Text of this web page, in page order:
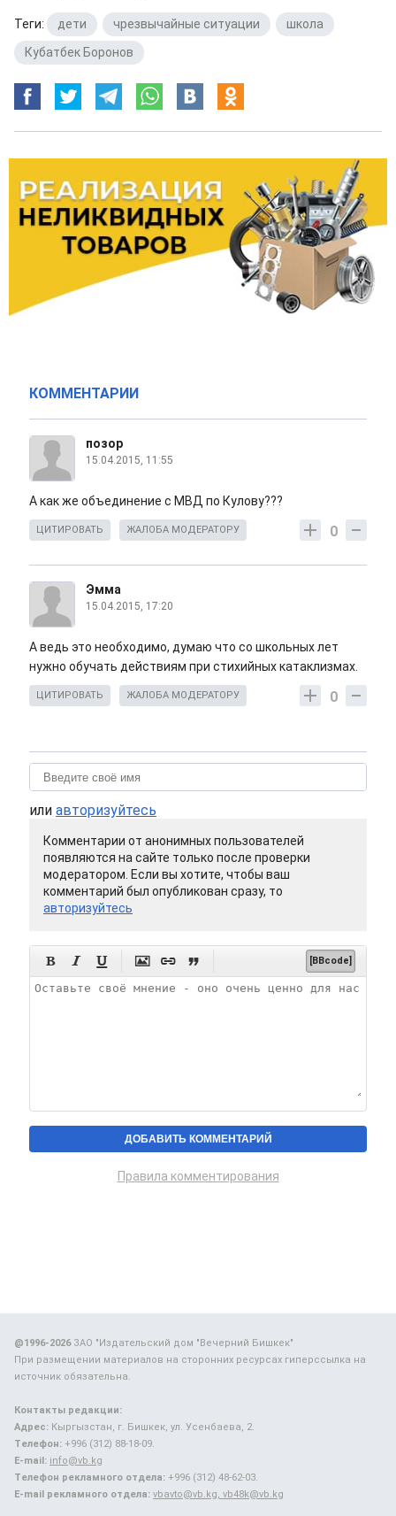
Теги: дети чрезвычайные ситуации школа
Кубатбек Боронов
КОММЕНТАРИИ
позор
15.04.2015, 11:55
А как же объединение с МВД по Кулову???
0
ЦИТИРОВАТЬ ЖАЛОБА МОДЕРАТОРУ
Эмма
15.04.2015, 17:20
А ведь это необходимо, думаю что со школьных лет
нужно обучать действиям при стихийных катаклизмах.
0
ЦИТИРОВАТЬ ЖАЛОБА МОДЕРАТОРУ
или авторизуйтесь
Комментарии от анонимных пользователей
появляются на сайте только после проверки
модератором. Если вы хотите, чтобы ваш
комментарий был опубликован сразу, то
авторизуйтесь
      [BBcode]
Правила комментирования
@1996-2026ЗАО "Издательский дом "Вечерний Бишкек"
При размещении материалов на сторонних ресурсах гиперссылка на
источник обязательна.
Контакты редакции:
Адрес: Кыргызстан, г. Бишкек, ул. Усенбаева, 2.
Телефон: +996 (312) 88-18-09.
E-mail: info@vb.kg
Телефон рекламного отдела: +996 (312) 48-62-03.
E-mail рекламного отдела: vbavto@vb.kg, vb48k@vb.kg